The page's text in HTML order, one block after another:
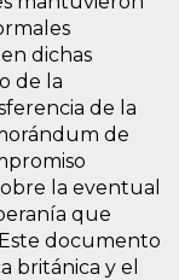
dichas
de la
de la
de
la eventual
que
documento
británica y el